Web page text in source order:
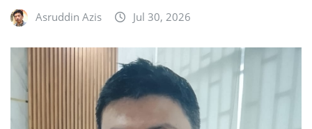
Asruddin Azis Jul 30, 2026